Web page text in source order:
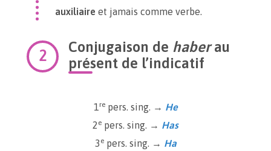
auxiliaire et jamais comme verbe.
Conjugaison de haberau
présent de l’indicatif
1repers. sing. → He
2 e pers. sing. → Has
3 epers. sing. → Ha